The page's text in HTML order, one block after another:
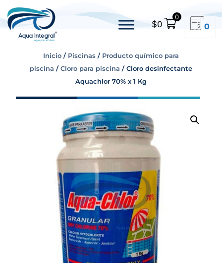
$0
0
0
Inicio / Piscinas / Producto químico para
piscina /Cloro para piscina / Cloro desinfectante
Aquachlor 70% x 1 Kg